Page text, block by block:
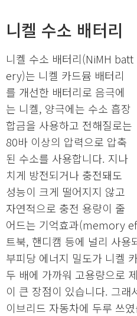
니켈 수소 배터리
니켈 수소 배터리(NiMH batt
ery)는 니켈 카드뮴 배터리
를 개선한 배터리로 음극에
는 니켈, 양극에는 수소 흡장
합금을 사용하고 전해질로는
80바 이상의 압력으로 압축
된 수소를 사용합니다. 지나
치게 방전되거나 충전돼도
성능이 크게 떨어지지 않고
자연적으로 충전 용량이 줄
어드는 기억효과(memory
트북, 핸디캠 등에 널리 사용
부피당 에너지 밀도가 니켈
두 배에 가까워 고용량으로
이 큰 장점이 있습니다. 그래
이브리드 자동차에 두루 쓰